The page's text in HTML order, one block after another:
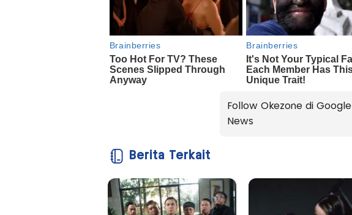
Follow Okezone di Google
News
Berita Terkait